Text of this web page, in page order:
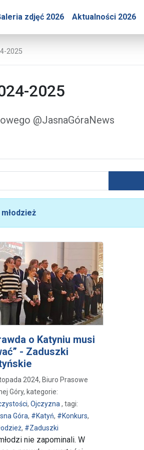
zdjęć 2026 Aktualności 2026
2024-2025
2025
2025
@JasnaGóraNews
młodzież
o Katyniu musi
- Zaduszki
2024, Biuro Prasowe
Góry, kategorie:
, Ojczyzna , tagi:
Góra, #Katyń, #Konkurs,
, #Zaduszki
nie zapominali. W